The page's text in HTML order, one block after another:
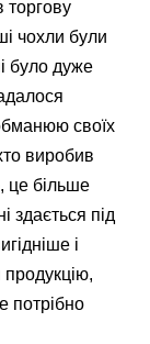
торгову
чохли були
було дуже
своїх
виробив
це більше
здається під
і
потрібно